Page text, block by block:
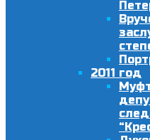
2011 год